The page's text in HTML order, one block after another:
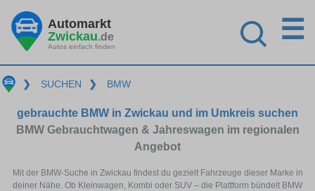
Automarkt
Zwickau.de
Autos einfach finden
☰
❯ SUCHEN ❯ BMW
gebrauchte BMW in Zwickau und im Umkreis suchen
BMW Gebrauchtwagen & Jahreswagen im regionalen
Angebot
Mit der BMW-Suche in Zwickau findest du gezielt Fahrzeuge dieser Marke in
deiner Nähe. Ob Kleinwagen, Kombi oder SUV – die Plattform bündelt BMW